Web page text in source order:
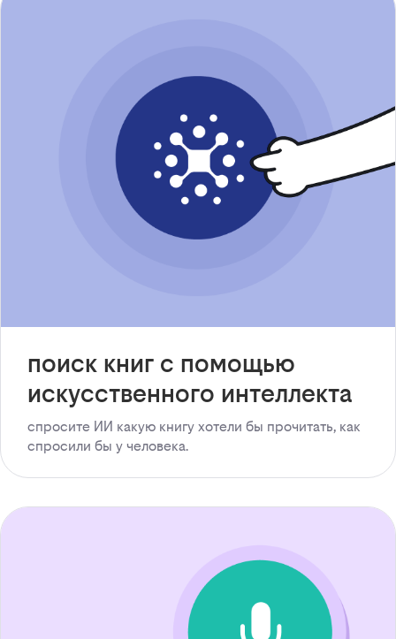
поиск книг с помощью
искусственного интеллекта
спросите ИИ какую книгу хотели бы прочитать, как
спросили бы у человека.